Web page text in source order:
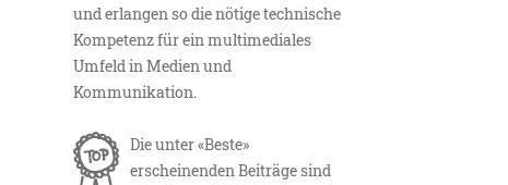
und erlangen so die nötige technische
Kompetenz für ein multimediales
Umfeld in Medien und
Kommunikation.
Die unter «Beste»
erscheinenden Beiträge sind